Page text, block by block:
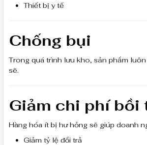
Thiết bị y tế
Chống bụi
Trong quá trình lưu kho, sản phẩm
sẽ.
Giảm chi phí bồi
Hàng hóa ít bị hư hỏng sẽ giúp doanh
Giảm tỷ lệ đổi trả